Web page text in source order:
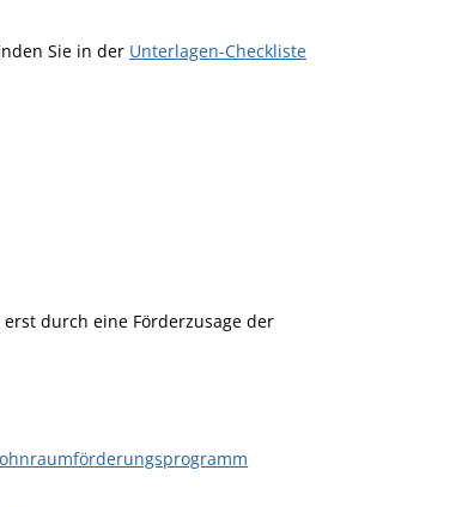
Sie in der Unterlagen-Checkliste
durch eine Förderzusage der